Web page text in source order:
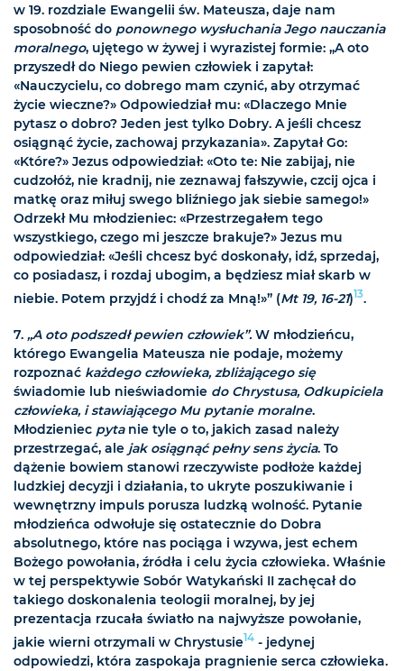
w 19. rozdziale Ewangelii św. Mateusza, daje nam
sposobność do ponownego wysłuchania Jego nauczania
moralnego, ujętego w żywej i wyrazistej formie: „A oto
przyszedł do Niego pewien człowiek i zapytał:
«Nauczycielu, co dobrego mam czynić, aby otrzymać
życie wieczne?» Odpowiedział mu: «Dlaczego Mnie
pytasz o dobro? Jeden jest tylko Dobry. A jeśli chcesz
osiągnąć życie, zachowaj przykazania». Zapytał Go:
«Które?» Jezus odpowiedział: «Oto te: Nie zabijaj, nie
cudzołóż, nie kradnij, nie zeznawaj fałszywie, czcij ojca i
matkę oraz miłuj swego bliźniego jak siebie samego!»
Odrzekł Mu młodzieniec: «Przestrzegałem tego
wszystkiego, czego mi jeszcze brakuje?» Jezus mu
odpowiedział: «Jeśli chcesz być doskonały, idź, sprzedaj,
co posiadasz, i rozdaj ubogim, a będziesz miał skarb w
niebie. Potem przyjdź i chodź za Mną!»” (Mt 19, 16-21)13.
7. „A oto podszedł pewien człowiek”.W młodzieńcu,
którego Ewangelia Mateusza nie podaje, możemy
rozpoznać każdego człowieka, zbliżającego się
świadomie lub nieświadomie do Chrystusa, Odkupiciela
człowieka, i stawiającego Mu pytanie moralne.
Młodzieniec pytanie tyle o to, jakich zasad należy
przestrzegać, ale jak osiągnąć pełny sens życia. To
dążenie bowiem stanowi rzeczywiste podłoże każdej
ludzkiej decyzji i działania, to ukryte poszukiwanie i
wewnętrzny impuls porusza ludzką wolność. Pytanie
młodzieńca odwołuje się ostatecznie do Dobra
absolutnego, które nas pociąga i wzywa, jest echem
Bożego powołania, źródła i celu życia człowieka. Właśnie
w tej perspektywie Sobór Watykański II zachęcał do
takiego doskonalenia teologii moralnej, by jej
prezentacja rzucała światło na najwyższe powołanie,
jakie wierni otrzymali w Chrystusie14 - jedynej
odpowiedzi, która zaspokaja pragnienie serca człowieka.